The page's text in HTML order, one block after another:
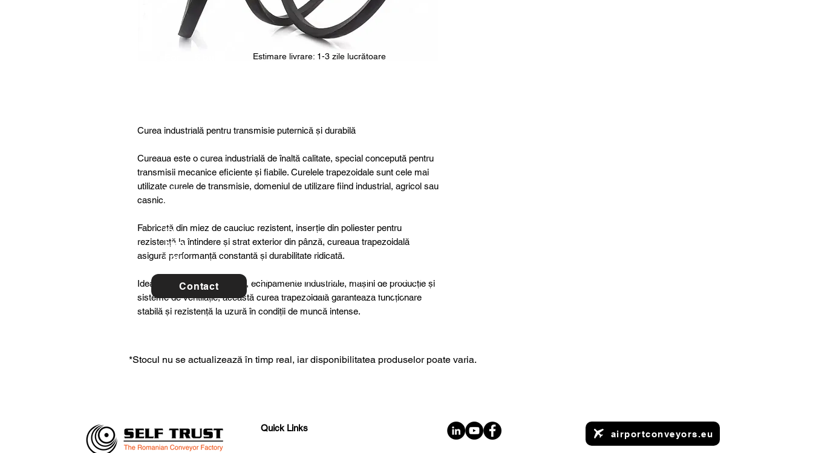
Curea industrială pentru transmisie puternică și durabilă
Cureaua este o curea industrială de înaltă calitate, special concepută pentru
transmisii mecanice eficiente și fiabile. Curelele trapezoidale sunt cele mai
utilizate curele de transmisie, domeniul de utilizare fiind industrial, agricol sau
casnic.
Fabricată din miez de cauciuc rezistent, inserție din poliester pentru
rezistență la întindere și strat exterior din pânză, cureaua trapezoidală
asigură performanță constantă și durabilitate ridicată.
Ideală pentru utilaje agricole, echipamente industriale, mașini de producție și
sisteme de ventilație, această curea trapezoidală garantează funcționare
stabilă și rezistență la uzură în condiții de muncă intense.
specia
l
cts or
consu
ltancy
we are
to
help
you!
Contact
Estimare livrare: 1-3 zile lucrătoare
For further details, special products or
consultancy we are here to help you!
*Stocul nu se actualizează în timp real, iar disponibilitatea produselor poate varia.
Quick Links
airportconveyors.eu